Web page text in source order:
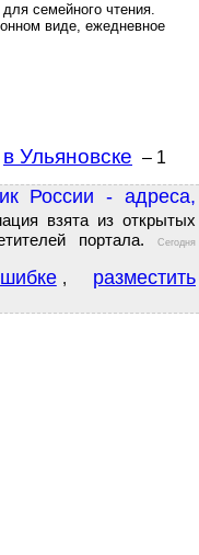
семейного чтения.
виде, ежедневное
в Ульяновске – 1
России - адреса,
взята из открытых
портала.
Сегодня
,
разместить